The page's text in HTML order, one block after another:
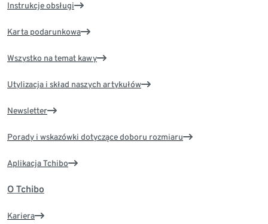
Instrukcje obsługi
Karta podarunkowa
Wszystko na temat kawy
Utylizacja i skład naszych artykułów
Newsletter
Porady i wskazówki dotyczące doboru rozmiaru
Aplikacja Tchibo
O Tchibo
Kariera